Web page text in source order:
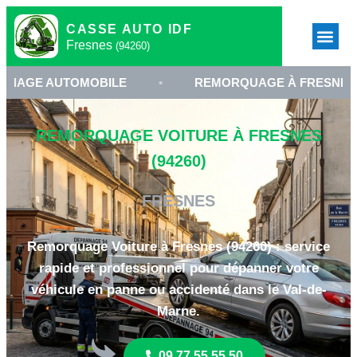
CASSE AUTO IDF
Fresnes (94260)
• REMORQUAGE À FRESNES •
REMORQUAGE VOITURE À FRESNES
(94260)
FRESNES
Remorquage Voiture à Fresnes (94260) : service
rapide et professionnel pour dépanner votre
véhicule en panne ou accidenté dans le Val-de-
Marne.